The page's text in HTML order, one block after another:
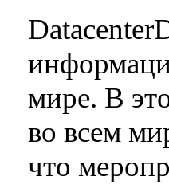
мире. В
во всем
что